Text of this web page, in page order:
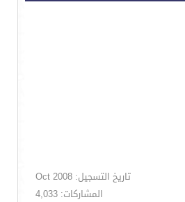
تاريخ التسجيل: Oct 2008
المشاركات: 4,033